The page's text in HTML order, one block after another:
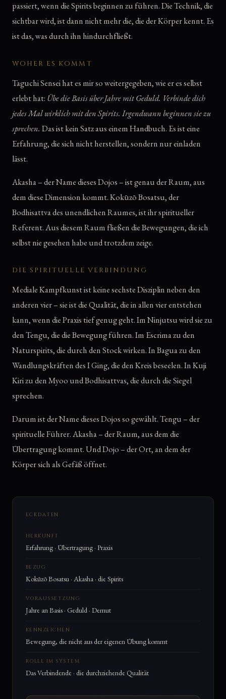
passiert, wenn die Spirits beginnen zu führen. Die Technik, die
sichtbar wird, ist dann nicht mehr die, die der Körper kennt. Es
ist das, was durch ihn hindurchfließt.
WOHER ES KOMMT
Taguchi Sensei hat es mir so weitergegeben, wie er es selbst
erlebt hat: Übe die Basis über Jahre mit Geduld. Verbinde dich
jedes Mal wirklich mit den Spirits. Irgendwann beginnen sie zu
sprechen. Das ist kein Satz aus einem Handbuch. Es ist eine
Erfahrung, die sich nicht herstellen, sondern nur einladen
lässt.
Akasha – der Name dieses Dojos – ist genau der Raum, aus
dem diese Dimension kommt. Kokūzō Bosatsu, der
Bodhisattva des unendlichen Raumes, ist ihr spiritueller
Referent. Aus diesem Raum fließen die Bewegungen, die ich
selbst nie gesehen habe und trotzdem zeige.
DIE SPIRITUELLE VERBINDUNG
Mediale Kampfkunst ist keine sechste Disziplin neben den
anderen vier – sie ist die Qualität, die in allen vier entstehen
kann, wenn die Praxis tief genug geht. Im Ninjutsu wird sie zu
den Tengu, die die Bewegung führen. Im Escrima zu den
Naturspirits, die durch den Stock wirken. In Bagua zu den
Wandlungskräften des I Ging, die den Kreis beseelen. In Kuji
Kiri zu den Myoo und Bodhisattvas, die durch die Siegel
sprechen.
Darum ist der Name dieses Dojos so gewählt. Tengu – der
spirituelle Führer. Akasha – der Raum, aus dem die
Übertragung kommt. Und Dojo – der Ort, an dem der
Körper sich als Gefäß öffnet.
ECKDATEN
HERKUNFT
Erfahrung · Übertragung · Praxis
BEZUG
Kokūzō Bosatsu · Akasha · die Spirits
VORAUSSETZUNG
Jahre an Basis · Geduld · Demut
KENNZEICHEN
Bewegung, die nicht aus der eigenen Übung kommt
ROLLE IM SYSTEM
Das Verbindende · die durchziehende Qualität